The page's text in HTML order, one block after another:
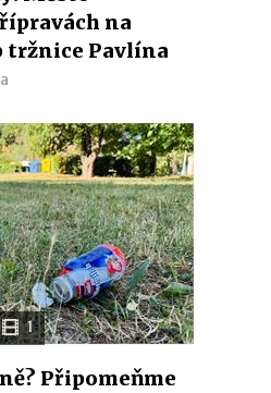
na
tržnice Pavlína
1
Připomeňme